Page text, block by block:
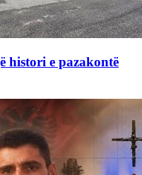
histori e pazakontë